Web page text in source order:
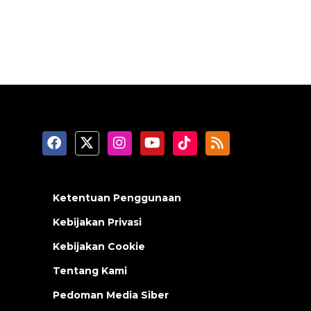
Ketentuan Penggunaan
Kebijakan Privasi
Kebijakan Cookie
Tentang Kami
Pedoman Media Siber